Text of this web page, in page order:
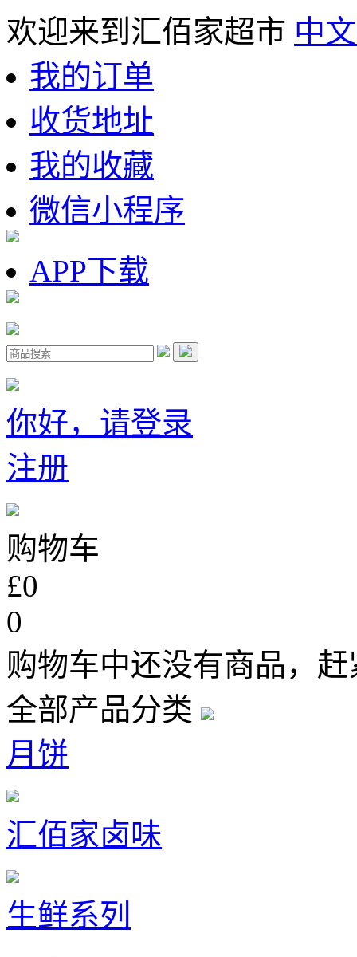
欢迎来到汇佰家超市 中
我的订单
收货地址
我的收藏
微信小程序
APP下载
你好，请登录
注册
购物车
£0
0
购物车中还没有商品，
全部产品分类
月饼
汇佰家卤味
生鲜系列